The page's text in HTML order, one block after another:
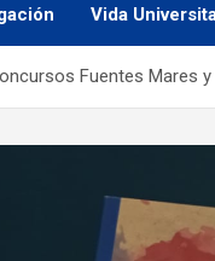
Vida
Fuentes Mares